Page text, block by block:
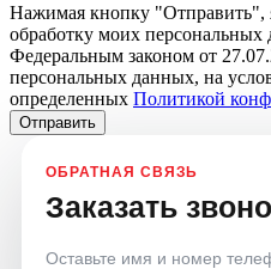
Нажимая кнопку "Отправить",
обработку моих персональных
Федеральным законом от
персональных данных, на
определенных Политикой
Отправить
Заказать
Оставьте имя и номер